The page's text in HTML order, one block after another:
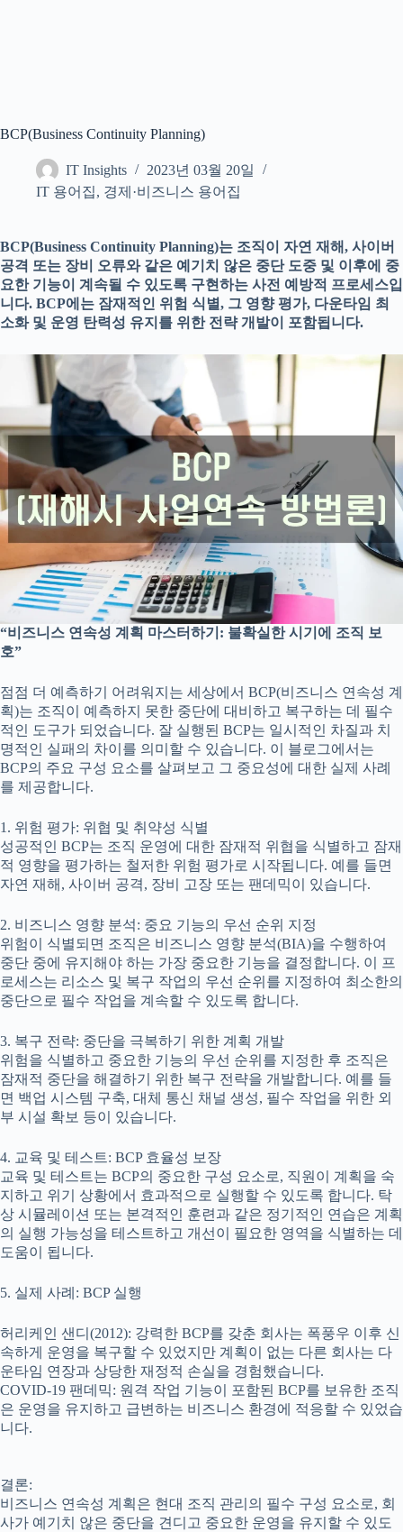
BCP(Business Continuity Planning)
IT Insights
2023년 03월 20일
IT 용어집, 경제·비즈니스 용어집
BCP(Business Continuity Planning)는 조직이 자연 재해, 사이버
공격 또는 장비 오류와 같은 예기치 않은 중단 도중 및 이후에 중
요한 기능이 계속될 수 있도록 구현하는 사전 예방적 프로세스입
니다. BCP에는 잠재적인 위험 식별, 그 영향 평가, 다운타임 최
소화 및 운영 탄력성 유지를 위한 전략 개발이 포함됩니다.
“비즈니스 연속성 계획 마스터하기: 불확실한 시기에 조직 보
호”
점점 더 예측하기 어려워지는 세상에서 BCP(비즈니스 연속성 계
획)는 조직이 예측하지 못한 중단에 대비하고 복구하는 데 필수
적인 도구가 되었습니다. 잘 실행된 BCP는 일시적인 차질과 치
명적인 실패의 차이를 의미할 수 있습니다. 이 블로그에서는
BCP의 주요 구성 요소를 살펴보고 그 중요성에 대한 실제 사례
를 제공합니다.
1. 위험 평가: 위협 및 취약성 식별
성공적인 BCP는 조직 운영에 대한 잠재적 위협을 식별하고 잠재
적 영향을 평가하는 철저한 위험 평가로 시작됩니다. 예를 들면
자연 재해, 사이버 공격, 장비 고장 또는 팬데믹이 있습니다.
2. 비즈니스 영향 분석: 중요 기능의 우선 순위 지정
위험이 식별되면 조직은 비즈니스 영향 분석(BIA)을 수행하여
중단 중에 유지해야 하는 가장 중요한 기능을 결정합니다. 이 프
로세스는 리소스 및 복구 작업의 우선 순위를 지정하여 최소한의
중단으로 필수 작업을 계속할 수 있도록 합니다.
3. 복구 전략: 중단을 극복하기 위한 계획 개발
위험을 식별하고 중요한 기능의 우선 순위를 지정한 후 조직은
잠재적 중단을 해결하기 위한 복구 전략을 개발합니다. 예를 들
면 백업 시스템 구축, 대체 통신 채널 생성, 필수 작업을 위한 외
부 시설 확보 등이 있습니다.
4. 교육 및 테스트: BCP 효율성 보장
교육 및 테스트는 BCP의 중요한 구성 요소로, 직원이 계획을 숙
지하고 위기 상황에서 효과적으로 실행할 수 있도록 합니다. 탁
상 시뮬레이션 또는 본격적인 훈련과 같은 정기적인 연습은 계획
의 실행 가능성을 테스트하고 개선이 필요한 영역을 식별하는 데
도움이 됩니다.
5. 실제 사례: BCP 실행
허리케인 샌디(2012): 강력한 BCP를 갖춘 회사는 폭풍우 이후 신
속하게 운영을 복구할 수 있었지만 계획이 없는 다른 회사는 다
운타임 연장과 상당한 재정적 손실을 경험했습니다.
COVID-19 팬데믹: 원격 작업 기능이 포함된 BCP를 보유한 조직
은 운영을 유지하고 급변하는 비즈니스 환경에 적응할 수 있었습
니다.
결론:
비즈니스 연속성 계획은 현대 조직 관리의 필수 구성 요소로, 회
사가 예기치 않은 중단을 견디고 중요한 운영을 유지할 수 있도